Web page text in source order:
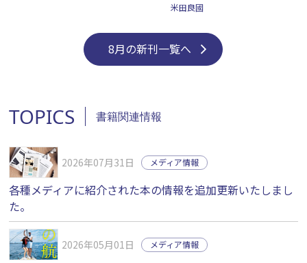
米田良國
8月の新刊一覧へ
TOPICS 書籍関連情報
2026年07月31日 メディア情報
各種メディアに紹介された本の情報を追加更新いたしまし
た。
2026年05月01日 メディア情報